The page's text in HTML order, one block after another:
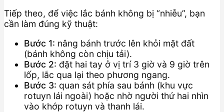
Tiếp theo, để việc lắc bánh không bị “nhiễu”, bạn
cần làm đúng kỹ thuật:
Bước 1: nâng bánh trước lên khỏi mặt đất
(bánh không còn chịu tải).
Bước 2: đặt hai tay ở vị trí 3 giờ và 9 giờ trên
lốp, lắc qua lại theo phương ngang.
Bước 3: quan sát phía sau bánh (khu vực
rotuyn lái ngoài) hoặc nhờ người thứ hai nhìn
vào khớp rotuyn và thanh lái.